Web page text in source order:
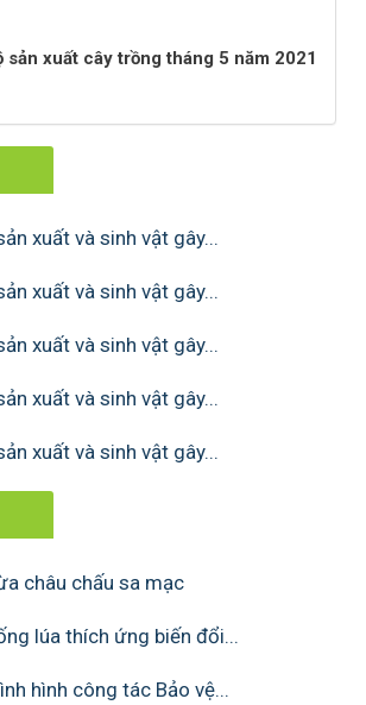
sản xuất cây trồng tháng 5 năm 2021
xuất và sinh vật gây...
xuất và sinh vật gây...
xuất và sinh vật gây...
xuất và sinh vật gây...
xuất và sinh vật gây...
châu chấu sa mạc
lúa thích ứng biến đổi...
hình công tác Bảo vệ...